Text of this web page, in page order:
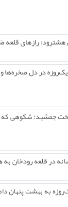
هشترود؛ رازهای
در دل صخره‌ها
در قلعه رودخان
به بهشت پنهان